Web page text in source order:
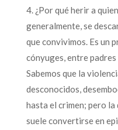
4. ¿Por qué herir a
generalmente, se
que convivimos. Es un
cónyuges, entre
Sabemos que la
desconocidos,
hasta el crimen; pero
suele convertirse en